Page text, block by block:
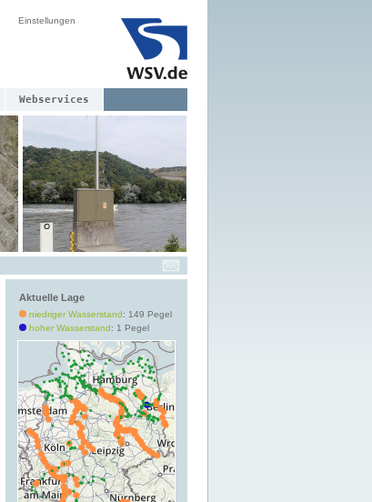
Einstellungen
Webservices
Aktuelle Lage
niedriger Wasserstand: 149 Pegel
hoher Wasserstand: 1 Pegel